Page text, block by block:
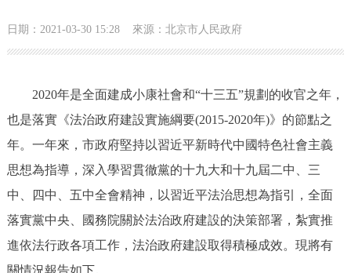
政務公開
市領導 機構職能 政策服務
政策兌現 政策解讀 回應關切
決策公開 專題公開
日期：2021-03-30 15:28 來源：北京市人民政府
2020年是全面建成小康社會和“十三五”規劃的收官之年，
也是落實《法治政府建設實施綱要(2015-2020年)》的節點之
年。一年來，市政府堅持以習近平新時代中國特色社會主義
思想為指導，深入學習貫徹黨的十九大和十九屆二中、三
中、四中、五中全會精神，以習近平法治思想為指引，全面
落實黨中央、國務院關於法治政府建設的決策部署，紮實推
進依法行政各項工作，法治政府建設取得積極成效。現將有
關情況報告如下。